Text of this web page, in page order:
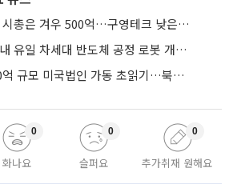
매출 4000억대에 시총은 겨우 500억…구영테크 낮은 몸값에 저가 승계 마무리
라온로보틱스, 국내 유일 차세대 반도체 공정 로봇 개발 ‘고객사 테스트 진행’
신성에스티, 2300억 규모 미국법인 가동 초읽기…북미 ESS 공략 본격화
화나요
0
슬퍼요
0
추가취재 원해요
0